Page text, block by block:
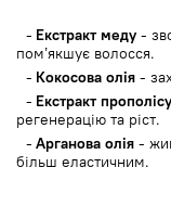
Butter, Prunus
Birrea Seed Oil, Silk
Hydrolyzed Soy
Keratin,
Extract, Angelica
Extract, Portulaca
Extract, Lycium
Root Extract,
Екстракт меду-
пом’якшує волосся.
Кокосова олія-
Екстракт прополісу
регенерацію та ріст.
Арганова олія-
більш еластичним.